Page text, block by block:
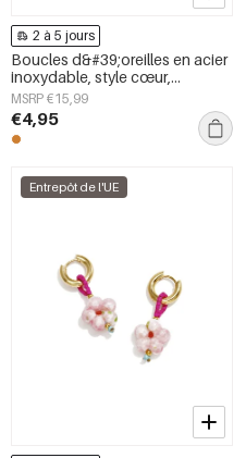
2 à 5 jours
Boucles d&#39;oreilles en acier
inoxydable, style cœur,
collection Daily Simple, bijoux
pour femmes
MSRP €15,99
€4,95
Entrepôt de l'UE